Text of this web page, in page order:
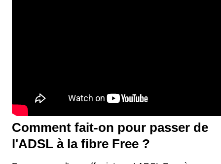
Comment fait-on pour passer de
l'ADSL à la fibre Free ?